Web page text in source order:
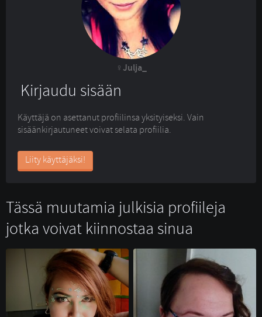
Julja_
Kirjaudu sisään
Käyttäjä on asettanut profiilinsa yksityiseksi. Vain
sisäänkirjautuneet voivat selata profiilia.
Liity käyttäjäksi!
Tässä muutamia julkisia profiileja
jotka voivat kiinnostaa sinua